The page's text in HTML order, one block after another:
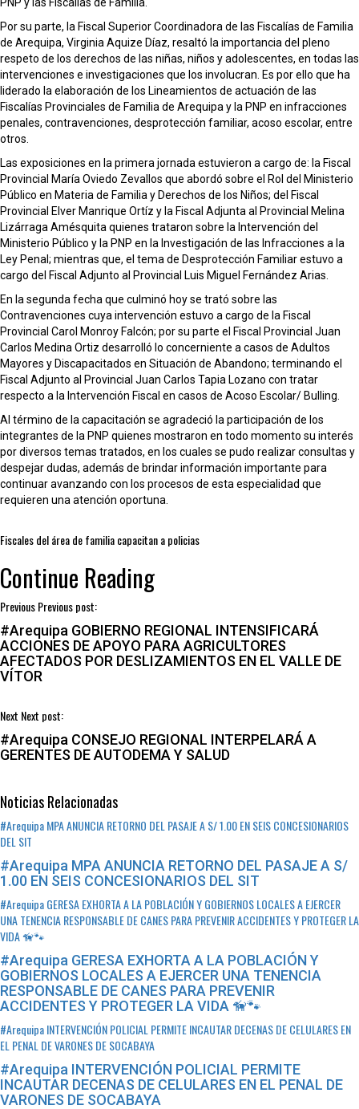
Por su parte, la Fiscal Superior Coordinadora de las Fiscalías de Familia
de Arequipa, Virginia Aquize Díaz, resaltó la importancia del pleno
respeto de los derechos de las niñas, niños y adolescentes, en todas las
intervenciones e investigaciones que los involucran. Es por ello que ha
liderado la elaboración de los Lineamientos de actuación de las
Fiscalías Provinciales de Familia de Arequipa y la PNP en infracciones
penales, contravenciones, desprotección familiar, acoso escolar, entre
otros.
Las exposiciones en la primera jornada estuvieron a cargo de: la Fiscal
Provincial María Oviedo Zevallos que abordó sobre el Rol del Ministerio
Público en Materia de Familia y Derechos de los Niños; del Fiscal
Provincial Elver Manrique Ortíz y la Fiscal Adjunta al Provincial Melina
Lizárraga Amésquita quienes trataron sobre la Intervención del
Ministerio Público y la PNP en la Investigación de las Infracciones a la
Ley Penal; mientras que, el tema de Desprotección Familiar estuvo a
cargo del Fiscal Adjunto al Provincial Luis Miguel Fernández Arias.
En la segunda fecha que culminó hoy se trató sobre las
Contravenciones cuya intervención estuvo a cargo de la Fiscal
Provincial Carol Monroy Falcón; por su parte el Fiscal Provincial Juan
Carlos Medina Ortiz desarrolló lo concerniente a casos de Adultos
Mayores y Discapacitados en Situación de Abandono; terminando el
Fiscal Adjunto al Provincial Juan Carlos Tapia Lozano con tratar
respecto a la Intervención Fiscal en casos de Acoso Escolar/ Bulling.
Al término de la capacitación se agradeció la participación de los
integrantes de la PNP quienes mostraron en todo momento su interés
por diversos temas tratados, en los cuales se pudo realizar consultas y
despejar dudas, además de brindar información importante para
continuar avanzando con los procesos de esta especialidad que
requieren una atención oportuna.
Fiscales del área de familia capacitan a policias
Continue Reading
PreviousPrevious post:
#Arequipa GOBIERNO REGIONAL INTENSIFICARÁ
ACCIONES DE APOYO PARA AGRICULTORES
AFECTADOS POR DESLIZAMIENTOS EN EL VALLE DE
VÍTOR
Next Next post:
#Arequipa CONSEJO REGIONAL INTERPELARÁ A
GERENTES DE AUTODEMA Y SALUD
Noticias Relacionadas
#Arequipa MPA ANUNCIA RETORNO DEL PASAJE A S/ 1.00 EN SEIS CONCESIONARIOS
DEL SIT
#Arequipa MPA ANUNCIA RETORNO DEL PASAJE A S/
1.00 EN SEIS CONCESIONARIOS DEL SIT
#Arequipa GERESA EXHORTA A LA POBLACIÓN Y GOBIERNOS LOCALES A EJERCER
UNA TENENCIA RESPONSABLE DE CANES PARA PREVENIR ACCIDENTES Y PROTEGER LA
VIDA 🦮🐾
#Arequipa GERESA EXHORTA A LA POBLACIÓN Y
GOBIERNOS LOCALES A EJERCER UNA TENENCIA
RESPONSABLE DE CANES PARA PREVENIR
ACCIDENTES Y PROTEGER LA VIDA 🦮🐾
#Arequipa INTERVENCIÓN POLICIAL PERMITE INCAUTAR DECENAS DE CELULARES EN
EL PENAL DE VARONES DE SOCABAYA
#Arequipa INTERVENCIÓN POLICIAL PERMITE
INCAUTAR DECENAS DE CELULARES EN EL PENAL DE
VARONES DE SOCABAYA